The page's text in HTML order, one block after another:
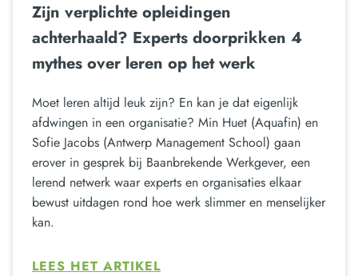
Zijn verplichte opleidingen
achterhaald? Experts doorprikken 4
mythes over leren op het werk
Moet leren altijd leuk zijn? En kan je dat eigenlijk
afdwingen in een organisatie? Min Huet (Aquafin) en
Sofie Jacobs (Antwerp Management School) gaan
erover in gesprek bij Baanbrekende Werkgever, een
lerend netwerk waar experts en organisaties elkaar
bewust uitdagen rond hoe werk slimmer en menselijker
kan.
LEES HET ARTIKEL